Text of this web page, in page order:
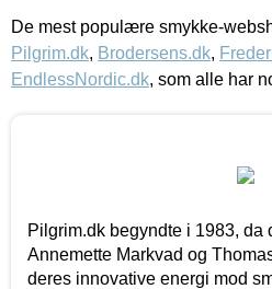
De mest populære smykke-
Pilgrim.dk, Brodersens.dk,
EndlessNordic.dk, som alle har
Pilgrim.dk begyndte i 1983, da
Annemette Markvad og
deres innovative energi mod